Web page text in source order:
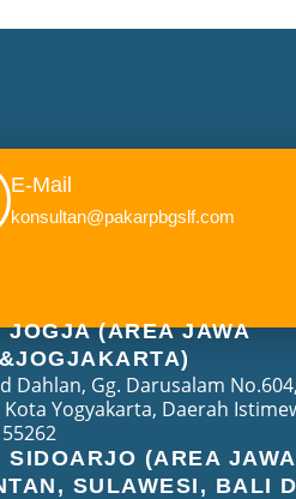
E-Mail
konsultan@pakarpbgslf.com
JOGJA (AREA JAWA
Dahlan, Gg. Darusalam
Yogyakarta, Daerah
SIDOARJO (AREA
SULAWESI, BALI